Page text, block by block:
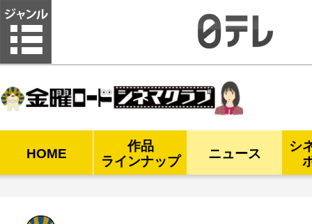
HOME
作品
ラインナップ
ニュース
シ